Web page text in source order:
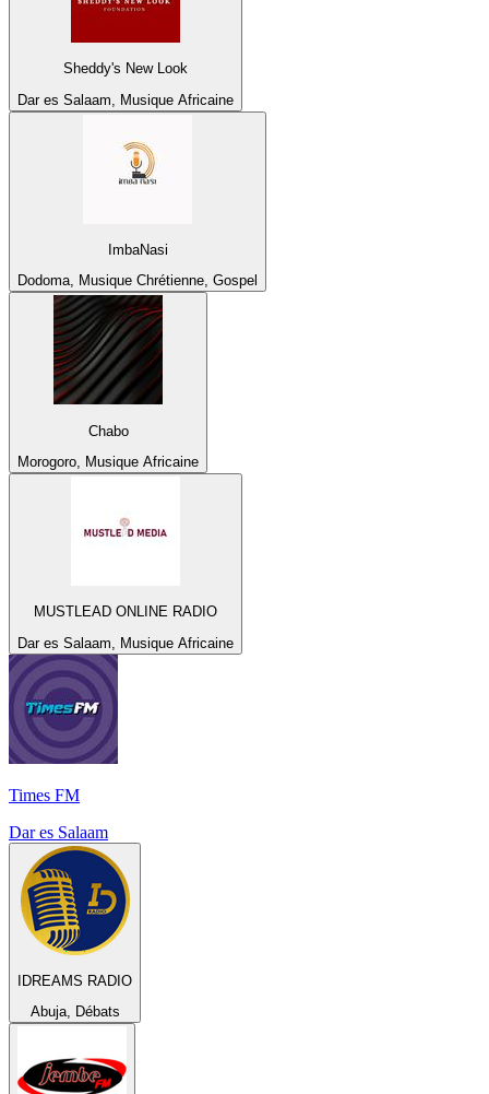
Sheddy's New Look
Dar es Salaam, Musique Africaine
ImbaNasi
Dodoma, Musique Chrétienne, Gospel
Chabo
Morogoro, Musique Africaine
MUSTLEAD ONLINE RADIO
Dar es Salaam, Musique Africaine
Times FM
Dar es Salaam
IDREAMS RADIO
Abuja, Débats